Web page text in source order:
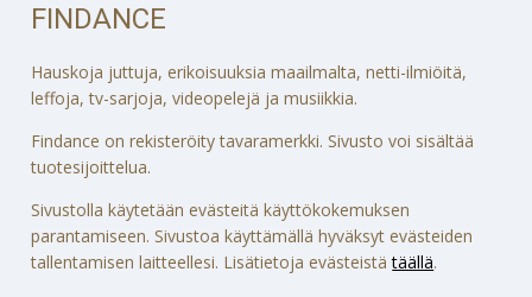
FINDANCE
Hauskoja juttuja, erikoisuuksia maailmalta, netti-ilmiöitä,
leffoja, tv-sarjoja, videopelejä ja musiikkia.
Findance on rekisteröity tavaramerkki. Sivusto voi sisältää
tuotesijoittelua.
Sivustolla käytetään evästeitä käyttökokemuksen
parantamiseen. Sivustoa käyttämällä hyväksyt evästeiden
tallentamisen laitteellesi. Lisätietoja evästeistätäällä.